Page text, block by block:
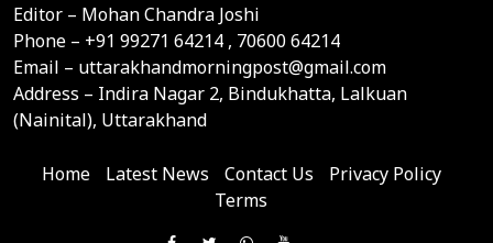
Editor – Mohan Chandra Joshi
Phone – +91 99271 64214 , 70600 64214
Email – uttarakhandmorningpost@gmail.com
Address – Indira Nagar 2, Bindukhatta, Lalkuan
(Nainital), Uttarakhand
Home Latest News Contact Us
Privacy Policy
Terms